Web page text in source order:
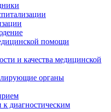
помощи
и качества медицинской
органы
диагностическим